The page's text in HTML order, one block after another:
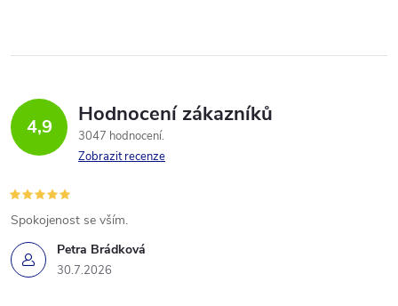
4,9 Hodnocení zákazníků
3047 hodnocení
Zobrazit recenze
Petra Brádková
30.7.2026
Spokojenost se vším.